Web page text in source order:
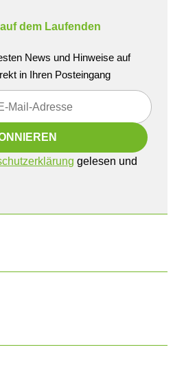
dem Laufenden
News und Hinweise auf
in Ihren Posteingang
gelesen und